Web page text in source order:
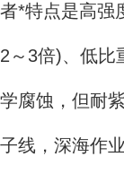
者*特点是高强
2～3倍)、低比
学腐蚀，但耐
子线，深海作